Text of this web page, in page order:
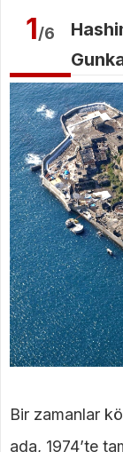
1/6
Bir zamanlar
ada, 1974’te